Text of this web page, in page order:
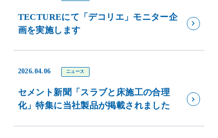
TECTUREにて「デコリエ」モニター企
画を実施します
2026.04.06 ニュース
セメント新聞「スラブと床施工の合理
化」特集に当社製品が掲載されました